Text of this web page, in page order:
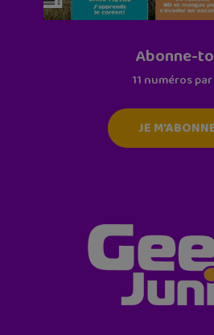
Abonne-
11 numéros
JE